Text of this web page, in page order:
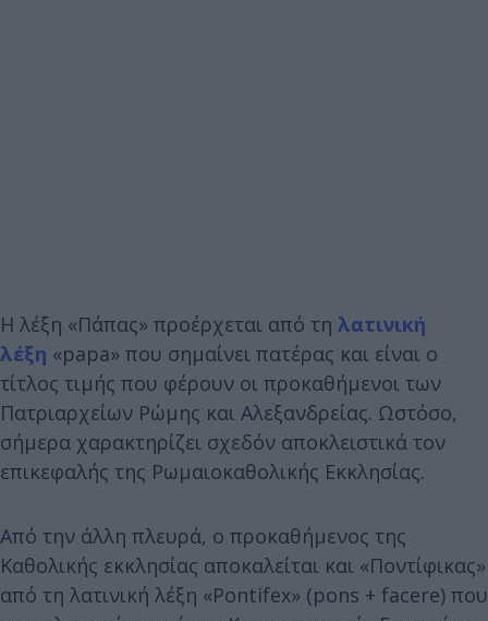
Η λέξη «Πάπας» προέρχεται από τη λατινική
λέξη «papa» που σημαίνει πατέρας και είναι ο
τίτλος τιμής που φέρουν οι προκαθήμενοι των
Πατριαρχείων Ρώμης και Αλεξανδρείας. Ωστόσο,
σήμερα χαρακτηρίζει σχεδόν αποκλειστικά τον
επικεφαλής της Ρωμαιοκαθολικής Εκκλησίας.
Από την άλλη πλευρά, ο προκαθήμενος της
Καθολικής εκκλησίας αποκαλείται και «Ποντίφικας»
από τη λατινική λέξη «Pontifex» (pons + facere) που